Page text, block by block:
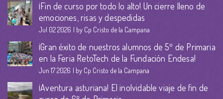
¡Fin de curso por todo lo alto! Un cierre lleno de
emociones, risas y despedidas
Jul 02 2026 by Cp Cristo de la Campana
¡Gran éxito de nuestros alumnos de 5º de Primaria
en la Feria RetoTech de la Fundación Endesa!
Jun 17 2026 by Cp Cristo de la Campana
¡Aventura asturiana! El inolvidable viaje de fin de